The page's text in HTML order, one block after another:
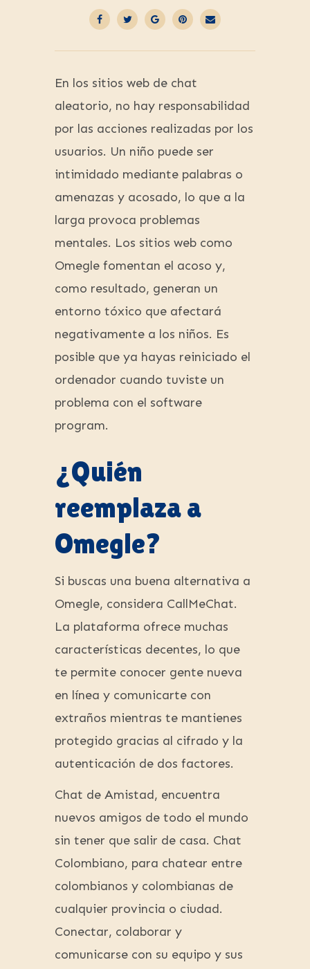
En los sitios web de chat
aleatorio, no hay responsabilidad
por las acciones realizadas por los
usuarios. Un niño puede ser
intimidado mediante palabras o
amenazas y acosado, lo que a la
larga provoca problemas
mentales. Los sitios web como
Omegle fomentan el acoso y,
como resultado, generan un
entorno tóxico que afectará
negativamente a los niños. Es
posible que ya hayas reiniciado el
ordenador cuando tuviste un
problema con el software
program.
¿Quién
reemplaza a
Omegle?
Si buscas una buena alternativa a
Omegle, considera CallMeChat.
La plataforma ofrece muchas
características decentes, lo que
te permite conocer gente nueva
en línea y comunicarte con
extraños mientras te mantienes
protegido gracias al cifrado y la
autenticación de dos factores.
Chat de Amistad, encuentra
nuevos amigos de todo el mundo
sin tener que salir de casa. Chat
Colombiano, para chatear entre
colombianos y colombianas de
cualquier provincia o ciudad.
Conectar, colaborar y
comunicarse con su equipo y sus